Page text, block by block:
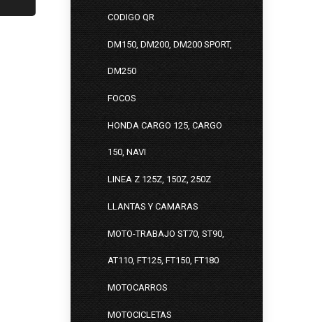
CODIGO QR
DM150, DM200, DM200 SPORT,
DM250
FOCOS
HONDA CARGO 125, CARGO
150, NAVI
LINEA Z 125Z, 150Z, 250Z
LLANTAS Y CAMARAS
MOTO-TRABAJO ST70, ST90,
AT110, FT125, FT150, FT180
MOTOCARROS
MOTOCICLETAS